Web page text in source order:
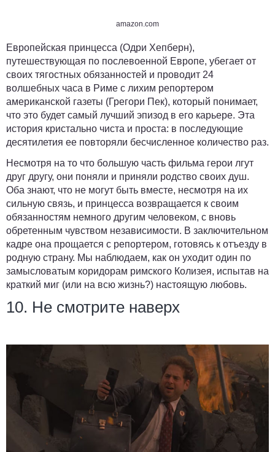
amazon.com
Европейская принцесса (Одри Хепберн),
путешествующая по послевоенной Европе, убегает от
своих тягостных обязанностей и проводит 24
волшебных часа в Риме с лихим репортером
американской газеты (Грегори Пек), который понимает,
что это будет самый лучший эпизод в его карьере. Эта
история кристально чиста и проста: в последующие
десятилетия ее повторяли бесчисленное количество раз.
Несмотря на то что большую часть фильма герои лгут
друг другу, они поняли и приняли родство своих душ.
Оба знают, что не могут быть вместе, несмотря на их
сильную связь, и принцесса возвращается к своим
обязанностям немного другим человеком, с вновь
обретенным чувством независимости. В заключительном
кадре она прощается с репортером, готовясь к отъезду в
родную страну. Мы наблюдаем, как он уходит один по
замысловатым коридорам римского Колизея, испытав на
краткий миг (или на всю жизнь?) настоящую любовь.
10. Не смотрите наверх